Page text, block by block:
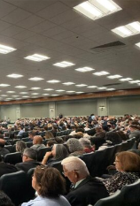
los acontecimientos